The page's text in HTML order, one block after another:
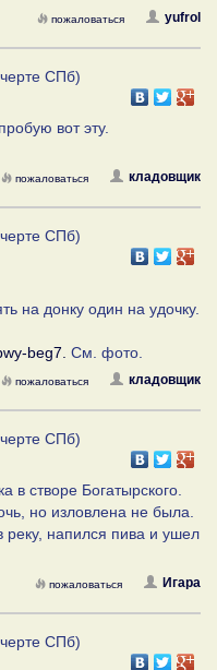
yufrol
пожаловаться
СПб)
вот эту.
кладовщик
пожаловаться
СПб)
на донку один на удочку.
beg7. См. фото.
кладовщик
пожаловаться
СПб)
в створе Богатырского.
но изловлена не была.
напился пива и ушел
Игара
пожаловаться
СПб)